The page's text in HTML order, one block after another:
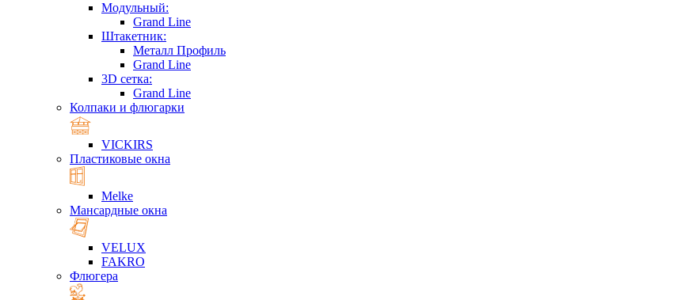
Модульный:
Grand Line
Штакетник:
Металл Профиль
Grand Line
3D сетка:
Grand Line
Колпаки и флюгарки
VICKIRS
Пластиковые окна
Melke
Мансардные окна
VELUX
FAKRO
Флюгера